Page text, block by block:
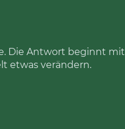
Die Antwort beginnt mit
etwas verändern.